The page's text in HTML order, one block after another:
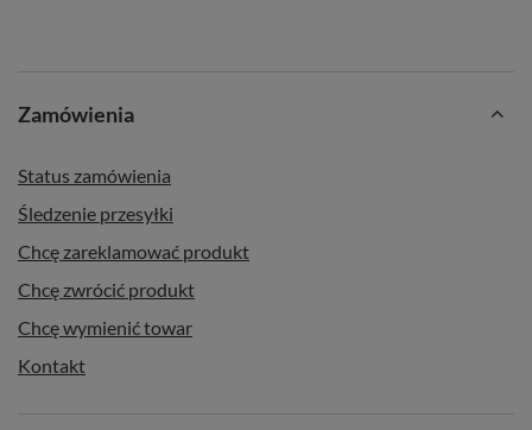
Zamówienia
Status zamówienia
Śledzenie przesyłki
Chcę zareklamować produkt
Chcę zwrócić produkt
Chcę wymienić towar
Kontakt